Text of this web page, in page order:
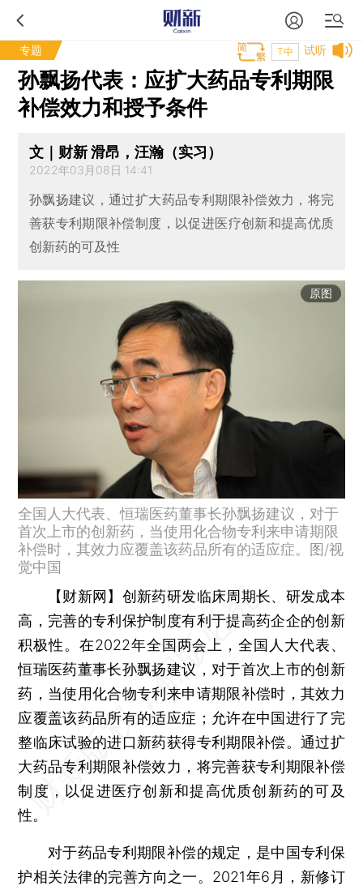
专题 试听
T中
孙飘扬代表：应扩大药品专利期限
补偿效力和授予条件
文｜财新 滑昂，汪瀚（实习）
2022年03月08日 14:41
孙飘扬建议，通过扩大药品专利期限补偿效力，将完
善获专利期限补偿制度，以促进医疗创新和提高优质
创新药的可及性
原图
全国人大代表、恒瑞医药董事长孙飘扬建议，对于
首次上市的创新药，当使用化合物专利来申请期限
补偿时，其效力应覆盖该药品所有的适应症。图/视
觉中国
【财新网】 创新药研发临床周期长、研发成本
高，完善的专利保护制度有利于提高药企企的创新
积极性。在2022年全国两会上，全国人大代表、
恒瑞医药董事长孙飘扬建议，对于首次上市的创新
药，当使用化合物专利来申请期限补偿时，其效力
应覆盖该药品所有的适应症；允许在中国进行了完
整临床试验的进口新药获得专利期限补偿。通过扩
大药品专利期限补偿效力，将完善获专利期限补偿
制度，以促进医疗创新和提高优质创新药的可及
性。
对于药品专利期限补偿的规定，是中国专利保
护相关法律的完善方向之一。2021年6月，新修订